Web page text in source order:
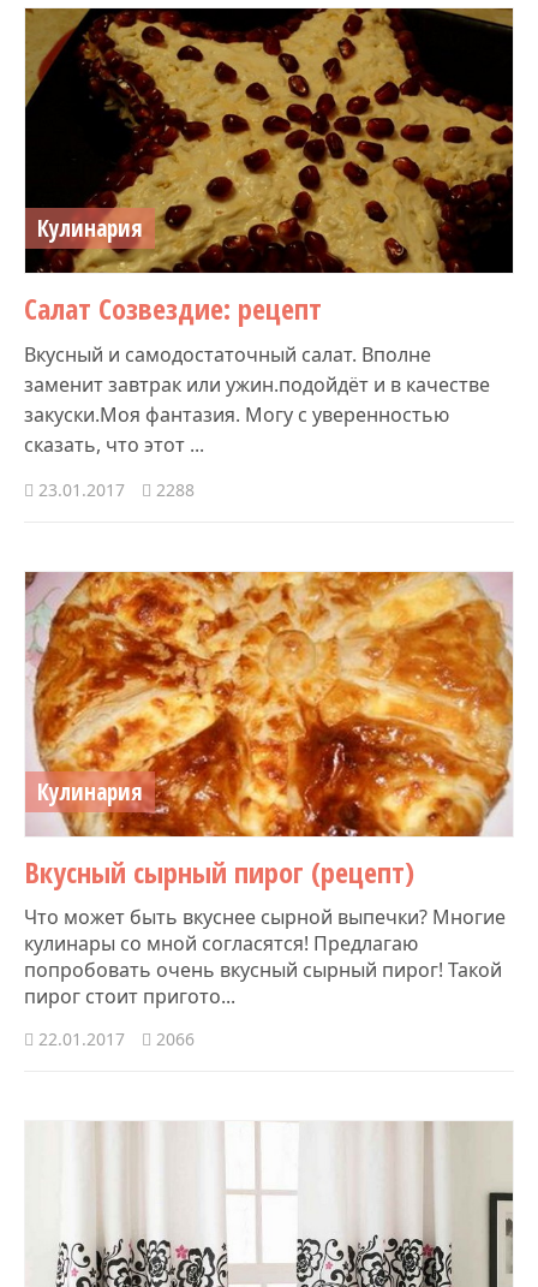
Кулинария
Салат Созвездие: рецепт
Вкусный и самодостаточный салат. Вполне
заменит завтрак или ужин.подойдёт и в качестве
закуски.Моя фантазия. Могу с уверенностью
сказать, что этот ...
23.01.2017 2288
Кулинария
Вкусный сырный пирог (рецепт)
Что может быть вкуснее сырной выпечки? Многие
кулинары со мной согласятся! Предлагаю
попробовать очень вкусный сырный пирог! Такой
пирог стоит пригото...
22.01.2017 2066